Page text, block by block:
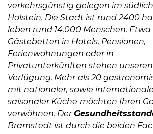
http://www.bad-
bramstedt.de
verkehrsgünstig gelegen im
Holstein. Die Stadt ist rund 2400
leben rund 14.000 Menschen. Etwa
Gästebetten in Hotels, Pensionen,
Ferienwohnungen oder in
Privatunterkünften stehen
Verfügung. Mehr als 20
mit nationaler, sowie
saisonaler Küche möchten Ihren
verwöhnen. Der
Bramstedt ist durch die beiden